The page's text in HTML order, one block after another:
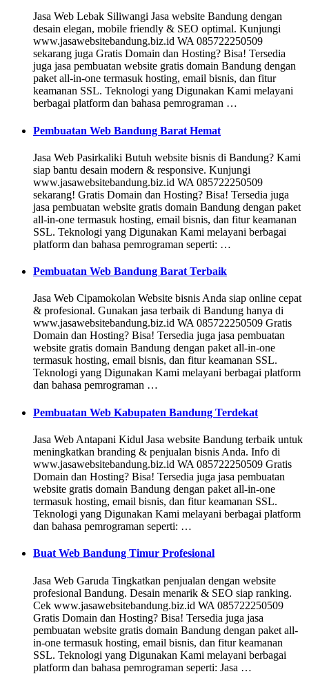
Jasa Web Lebak Siliwangi Jasa website Bandung dengan
desain elegan, mobile friendly & SEO optimal. Kunjungi
www.jasawebsitebandung.biz.id WA 085722250509
sekarang juga Gratis Domain dan Hosting? Bisa! Tersedia
juga jasa pembuatan website gratis domain Bandung dengan
paket all-in-one termasuk hosting, email bisnis, dan fitur
keamanan SSL. Teknologi yang Digunakan Kami melayani
berbagai platform dan bahasa pemrograman …
Pembuatan Web Bandung Barat Hemat
Jasa Web Pasirkaliki Butuh website bisnis di Bandung? Kami
siap bantu desain modern & responsive. Kunjungi
www.jasawebsitebandung.biz.id WA 085722250509
sekarang! Gratis Domain dan Hosting? Bisa! Tersedia juga
jasa pembuatan website gratis domain Bandung dengan paket
all-in-one termasuk hosting, email bisnis, dan fitur keamanan
SSL. Teknologi yang Digunakan Kami melayani berbagai
platform dan bahasa pemrograman seperti: …
Pembuatan Web Bandung Barat Terbaik
Jasa Web Cipamokolan Website bisnis Anda siap online cepat
& profesional. Gunakan jasa terbaik di Bandung hanya di
www.jasawebsitebandung.biz.id WA 085722250509 Gratis
Domain dan Hosting? Bisa! Tersedia juga jasa pembuatan
website gratis domain Bandung dengan paket all-in-one
termasuk hosting, email bisnis, dan fitur keamanan SSL.
Teknologi yang Digunakan Kami melayani berbagai platform
dan bahasa pemrograman …
Pembuatan Web Kabupaten Bandung Terdekat
Jasa Web Antapani Kidul Jasa website Bandung terbaik untuk
meningkatkan branding & penjualan bisnis Anda. Info di
www.jasawebsitebandung.biz.id WA 085722250509 Gratis
Domain dan Hosting? Bisa! Tersedia juga jasa pembuatan
website gratis domain Bandung dengan paket all-in-one
termasuk hosting, email bisnis, dan fitur keamanan SSL.
Teknologi yang Digunakan Kami melayani berbagai platform
dan bahasa pemrograman seperti: …
Buat Web Bandung Timur Profesional
Jasa Web Garuda Tingkatkan penjualan dengan website
profesional Bandung. Desain menarik & SEO siap ranking.
Cek www.jasawebsitebandung.biz.id WA 085722250509
Gratis Domain dan Hosting? Bisa! Tersedia juga jasa
pembuatan website gratis domain Bandung dengan paket all-
in-one termasuk hosting, email bisnis, dan fitur keamanan
SSL. Teknologi yang Digunakan Kami melayani berbagai
platform dan bahasa pemrograman seperti: Jasa …